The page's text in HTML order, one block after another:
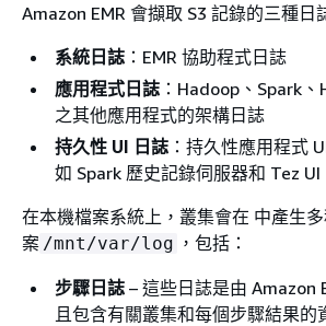
Amazon EMR 會擷取 S3 記錄的三種日
系統日誌 ：EMR 協助程式日誌
應用程式日誌 ：Hadoop、Spark
之其他應用程式的架構日誌
持久性 UI 日誌 ：持久性應用程式
如 Spark 歷史記錄伺服器和 Tez UI
在本機檔案系統上，叢集會在 中產生
案 /mnt/var/log ，包括：
步驟日誌 – 這些日誌是由 Amazon
且包含有關叢集和每個步驟結果的